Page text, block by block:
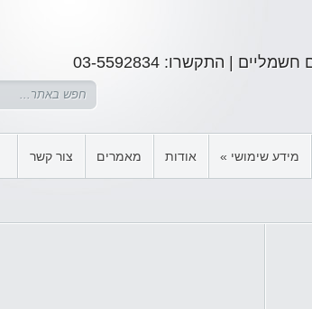
| התקשרו: 03-5592834
מידע שימושי » אודות מאמרים צור קשר